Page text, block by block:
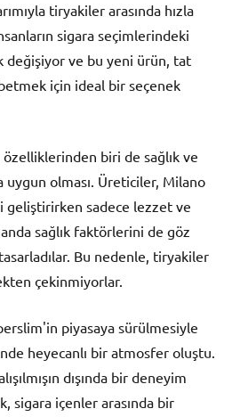
tiryakiler arasında hızla
sigara seçimlerindeki
değişiyor ve bu yeni ürün, tat
için ideal bir seçenek
özelliklerinden biri de sağlık ve
uygun olması. Üreticiler, Milano
geliştirirken sadece lezzet ve
sağlık faktörlerini de göz
Bu nedenle, tiryakiler
çekinmiyorlar.
piyasaya sürülmesiyle
heyecanlı bir atmosfer oluştu.
dışında bir deneyim
sigara içenler arasında bir